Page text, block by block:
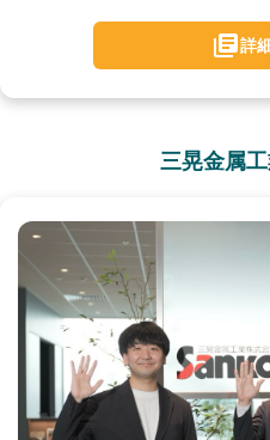
詳
三晃金属